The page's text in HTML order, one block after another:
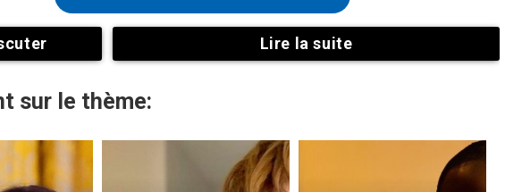
Lire la suite
sur le thème: